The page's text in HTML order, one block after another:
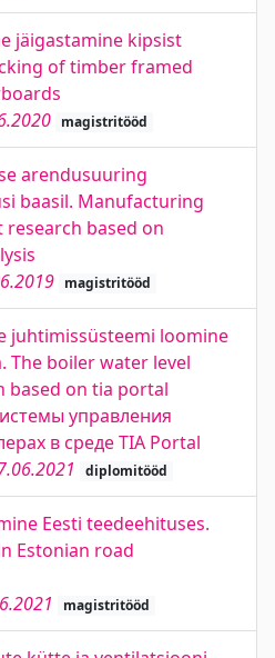
jäigastamine kipsist
of timber framed
magistritööd
arendusuuring
baasil. Manufacturing
based on
magistritööd
juhtimissüsteemi loomine
The boiler water level
based on tia portal
управления
в среде TIA Portal
diplomitööd
Eesti teedeehituses.
Estonian road
magistritööd